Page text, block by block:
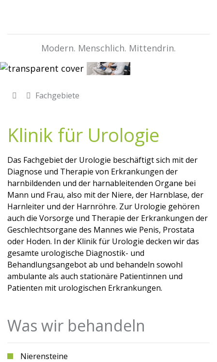
Modern. Menschlich. Mittendrin.
Fachgebiete
Klinik für Urologie
Das Fachgebiet der Urologie beschäftigt sich mit der
Diagnose und Therapie von Erkrankungen der
harnbildenden und der harnableitenden Organe bei
Mann und Frau, also mit der Niere, der Harnblase, der
Harnleiter und der Harnröhre. Zur Urologie gehören
auch die Vorsorge und Therapie der Erkrankungen der
Geschlechtsorgane des Mannes wie Penis, Prostata
oder Hoden. In der Klinik für Urologie decken wir das
gesamte urologische Diagnostik- und
Behandlungsangebot ab und behandeln sowohl
ambulante als auch stationäre Patientinnen und
Patienten mit urologischen Erkrankungen.
Was wir behandeln
Nierensteine